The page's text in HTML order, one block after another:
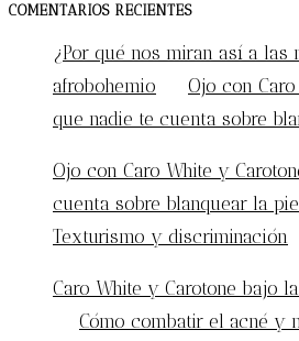
COMENTARIOS RECIENTES
¿Por qué nos miran así a las
afrobohemio
Ojo con
que nadie te cuenta sobre
Ojo con Caro White y
cuenta sobre blanquear la
Texturismo y discriminación
Caro White y Carotone bajo
Cómo combatir el acné y